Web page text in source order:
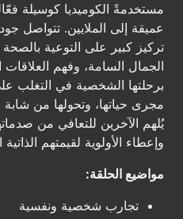
مستخدمةً الكوميديا ​​كوسيلة
عميقة إلى الملايين. تتواصل
تركيز كبير على التوعية بالصحة
الجمال السامة، وفهم العلاقات
برحلتها الشخصية في التغلب
مجرى حياتها، وتحولها من
يُلهم الآخرين للتعافي من
وإعطاء الأولوية لقيمتهم الذاتية
مواضيع الحلقة:
تجارب شخصية ونفسية